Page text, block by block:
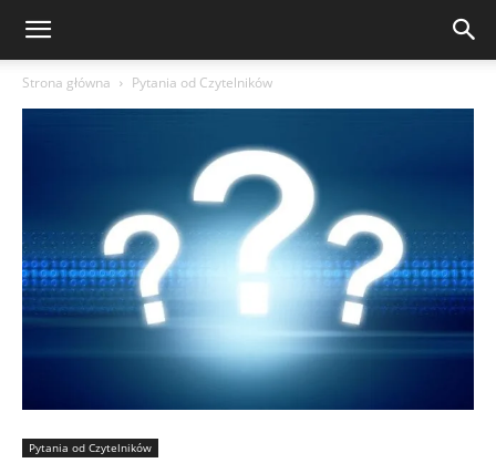
Strona główna Pytania od Czytelników
Pytania od Czytelników